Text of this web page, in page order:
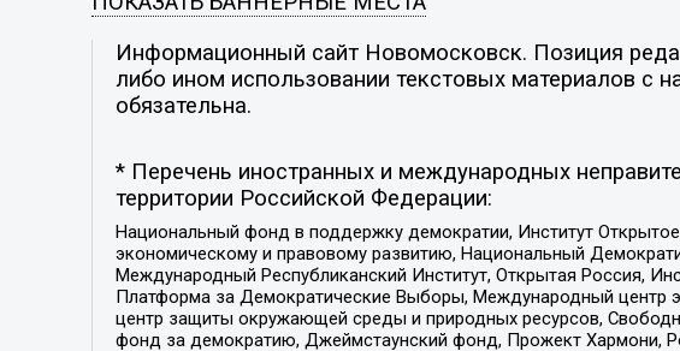
Информационный сайт Новомосковск. Позиция
либо ином использовании текстовых материалов с
обязательна.
* Перечень иностранных и международных
территории Российской Федерации:
Национальный фонд в поддержку демократии, Институт
экономическому и правовому развитию, Национальный
Международный Республиканский Институт, Открытая Россия,
Платформа за Демократические Выборы, Международный центр
центр защиты окружающей среды и природных ресурсов,
фонд за демократию, Джеймстаунский фонд, Прожект Хармони,